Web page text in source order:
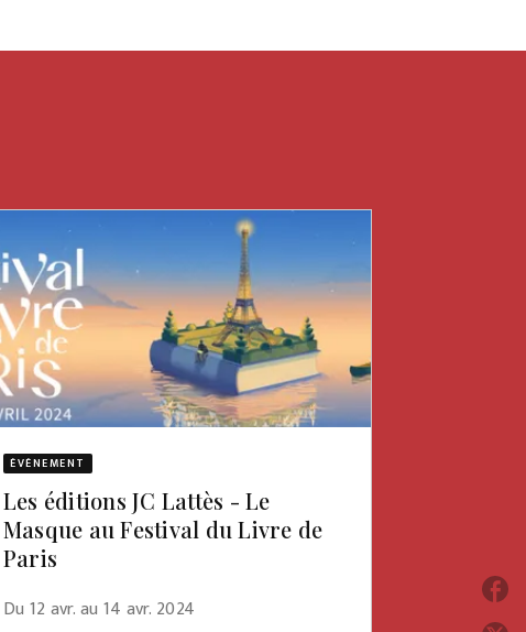
ÉVÈNEMENT
Les éditions JC Lattès - Le
Masque au Festival du Livre de
Paris
Du 12 avr. au 14 avr. 2024